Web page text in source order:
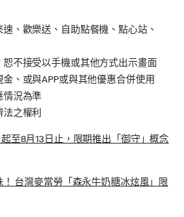
、歡樂送、自助點餐機、點心站、
不接受以手機或其他方式出示畫面
、或與APP或與其他優惠合併使用
情況為準
之權利
至8月13日止，限期推出「御守」概念
台灣麥當勞「森永牛奶糖冰炫風」限